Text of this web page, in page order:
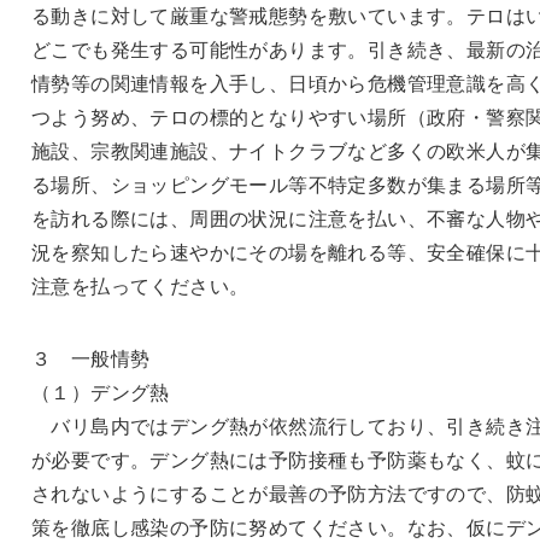
る動きに対して厳重な警戒態勢を敷いています。テロは
どこでも発生する可能性があります。引き続き、最新の
情勢等の関連情報を入手し、日頃から危機管理意識を高
つよう努め、テロの標的となりやすい場所（政府・警察
施設、宗教関連施設、ナイトクラブなど多くの欧米人が
る場所、ショッピングモール等不特定多数が集まる場所
を訪れる際には、周囲の状況に注意を払い、不審な人物
況を察知したら速やかにその場を離れる等、安全確保に
注意を払ってください。
３ 一般情勢
（１）デング熱
バリ島内ではデング熱が依然流行しており、引き続き
が必要です。デング熱には予防接種も予防薬もなく、蚊
されないようにすることが最善の予防方法ですので、防
策を徹底し感染の予防に努めてください。なお、仮にデ